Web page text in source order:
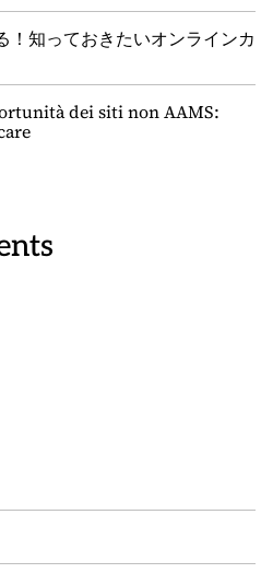
！知っておきたいオンラインカ
dei siti non AAMS: